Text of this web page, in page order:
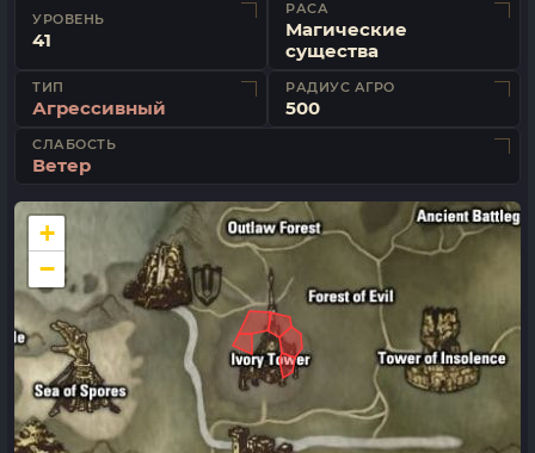
УРОВЕНЬ
41
РАСА
Магические
существа
ТИП
Агрессивный
РАДИУС АГРО
500
СЛАБОСТЬ
Ветер
+
−